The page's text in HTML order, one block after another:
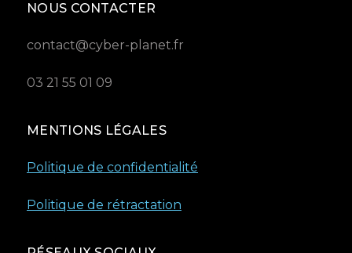
NOUS CONTACTER
contact@cyber-planet.fr
03 21 55 01 09
MENTIONS LÉGALES
Politique de confidentialité
Politique de rétractation